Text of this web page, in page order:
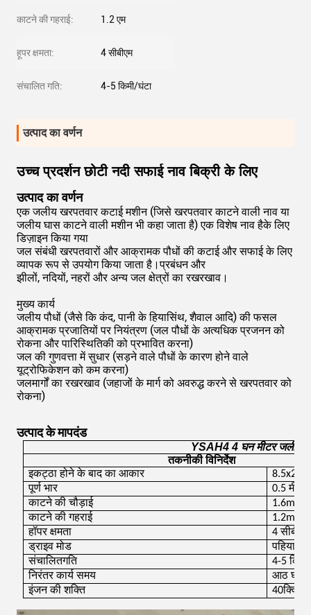
काटने की गहराई: 1.2 एम
हूपर क्षमता: 4 सीबीएम
संचालित गति: 4-5 किमी/घंटा
उत्पाद का वर्णन
उच्च प्रदर्शन छोटी नदी सफाई नाव बिक्री के लिए
उत्पाद का वर्णन
एक जलीय खरपतवार कटाई मशीन (जिसे खरपतवार काटने वाली नाव या
जलीय घास काटने वाली मशीन भी कहा जाता है) एक विशेष नाव हैके लिए
डिज़ाइन किया गया
जल संबंधी खरपतवारों और आक्रामक पौधों की कटाई और सफाई के लिए
व्यापक रूप से उपयोग किया जाता है।प्रबंधन और
झीलों, नदियों, नहरों और अन्य जल क्षेत्रों का रखरखाव।
मुख्य कार्य
जलीय पौधों (जैसे कि कंद, पानी के हियासिंथ, शैवाल आदि) की फसल
आक्रामक प्रजातियों पर नियंत्रण (जल पौधों के अत्यधिक प्रजनन को
रोकना और पारिस्थितिकी को प्रभावित करना)
जल की गुणवत्ता में सुधार (सड़ने वाले पौधों के कारण होने वाले
यूट्रोफिकेशन को कम करना)
जलमार्गों का रखरखाव (जहाजों के मार्ग को अवरुद्ध करने से खरपतवार को
रोकना)
उत्पाद के मापदंड
YSAH4 4 घन मीटर जलीय
तकनीकी विनिर्देश
इकट्ठा होने के बाद का आकार
पूर्ण भार
0.5 मीटर
काटने की चौड़ाई
1.6m
काटने की गहराई
1.2m
हॉपर क्षमता
4 सीबीएम
ड्राइव मोड
पहिया
संचालितगति
4-5
निरंतर कार्य समय
आठ घंटे
इंजन की शक्ति
40क्वि